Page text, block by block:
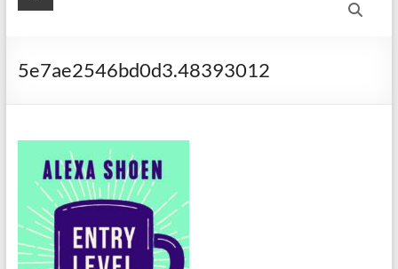
5e7ae2546bd0d3.48393012